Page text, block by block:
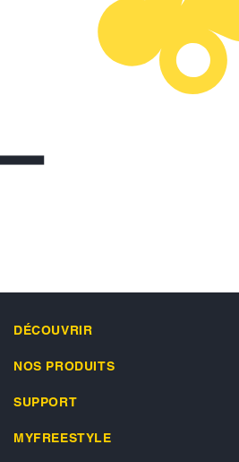
DÉCOUVRIR
NOS PRODUITS
SUPPORT
MYFREESTYLE